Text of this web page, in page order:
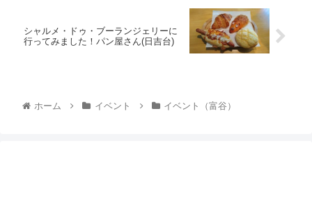
シャルメ・ドゥ・ブーランジェリーに
行ってみました！パン屋さん(日吉台)
ホーム イベント イベント（富谷）